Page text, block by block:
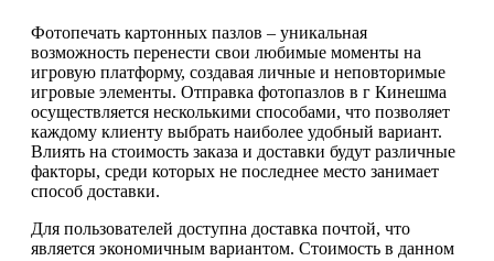
Фотопечать картонных пазлов – уникальная
возможность перенести свои любимые моменты на
игровую платформу, создавая личные и неповторимые
игровые элементы. Отправка фотопазлов в г Кинешма
осуществляется несколькими способами, что позволяет
каждому клиенту выбрать наиболее удобный вариант.
Влиять на стоимость заказа и доставки будут различные
факторы, среди которых не последнее место занимает
способ доставки.
Для пользователей доступна доставка почтой, что
является экономичным вариантом. Стоимость в данном